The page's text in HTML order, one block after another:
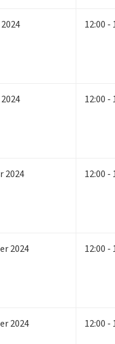
12:00 -
12:00 -
2024 12:00 -
2024 12:00 -
2024 12:00 -